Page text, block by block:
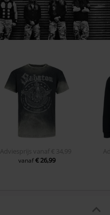
Adviesprijs vanaf € 34,99
vanaf€ 26,99